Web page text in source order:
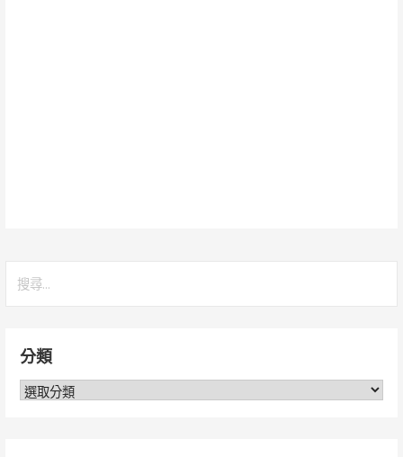
字:分類
分